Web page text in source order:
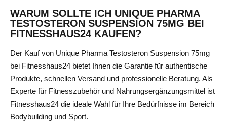
WARUM SOLLTE ICH UNIQUE PHARMA
TESTOSTERON SUSPENSION 75MG BEI
FITNESSHAUS24 KAUFEN?
Der Kauf von Unique Pharma Testosteron Suspension 75mg
bei Fitnesshaus24 bietet Ihnen die Garantie für authentische
Produkte, schnellen Versand und professionelle Beratung. Als
Experte für Fitnesszubehör und Nahrungsergänzungsmittel ist
Fitnesshaus24 die ideale Wahl für Ihre Bedürfnisse im Bereich
Bodybuilding und Sport.